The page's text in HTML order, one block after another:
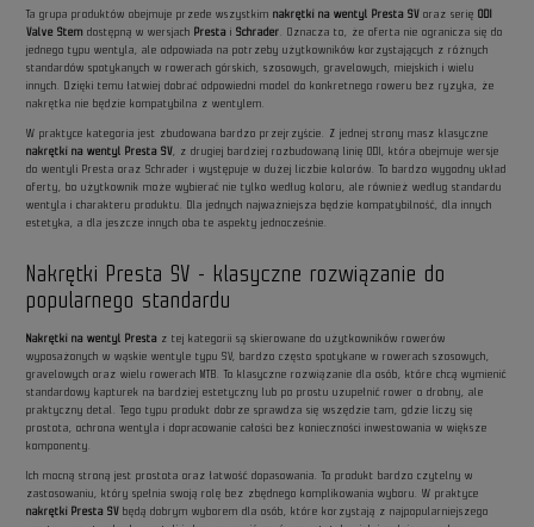
Ta grupa produktów obejmuje przede wszystkimnakrętki na wentyl Presta SV oraz serięODI
Valve Stem dostępną w wersjach Presta iSchrader. Oznacza to, że oferta nie ogranicza się do
jednego typu wentyla, ale odpowiada na potrzeby użytkowników korzystających z różnych
standardów spotykanych w rowerach górskich, szosowych, gravelowych, miejskich i wielu
innych. Dzięki temu łatwiej dobrać odpowiedni model do konkretnego roweru bez ryzyka, że
nakrętka nie będzie kompatybilna z wentylem.
W praktyce kategoria jest zbudowana bardzo przejrzyście. Z jednej strony masz klasyczne
nakrętki na wentyl Presta SV, z drugiej bardziej rozbudowaną linię ODI, która obejmuje wersje
do wentyli Presta oraz Schrader i występuje w dużej liczbie kolorów. To bardzo wygodny układ
oferty, bo użytkownik może wybierać nie tylko według koloru, ale również według standardu
wentyla i charakteru produktu. Dla jednych najważniejsza będzie kompatybilność, dla innych
estetyka, a dla jeszcze innych oba te aspekty jednocześnie.
Nakrętki Presta SV - klasyczne rozwiązanie do
popularnego standardu
Nakrętki na wentyl Presta z tej kategorii są skierowane do użytkowników rowerów
wyposażonych w wąskie wentyle typu SV, bardzo często spotykane w rowerach szosowych,
gravelowych oraz wielu rowerach MTB. To klasyczne rozwiązanie dla osób, które chcą wymienić
standardowy kapturek na bardziej estetyczny lub po prostu uzupełnić rower o drobny, ale
praktyczny detal. Tego typu produkt dobrze sprawdza się wszędzie tam, gdzie liczy się
prostota, ochrona wentyla i dopracowanie całości bez konieczności inwestowania w większe
komponenty.
Ich mocną stroną jest prostota oraz łatwość dopasowania. To produkt bardzo czytelny w
zastosowaniu, który spełnia swoją rolę bez zbędnego komplikowania wyboru. W praktyce
nakrętki Presta SV będą dobrym wyborem dla osób, które korzystają z najpopularniejszego